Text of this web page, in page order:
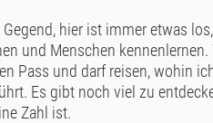
hier ist immer etwas
und Menschen
Pass und darf reisen, wohin
Es gibt noch viel zu
Zahl ist.